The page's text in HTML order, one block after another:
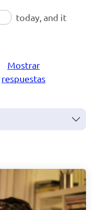
today, and it
Mostrar
respuestas